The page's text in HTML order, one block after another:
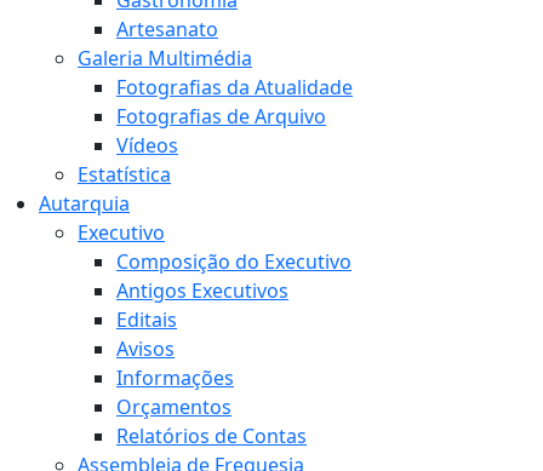
Artesanato
Galeria Multimédia
Fotografias da Atualidade
Fotografias de Arquivo
Vídeos
Estatística
Autarquia
Executivo
Composição do Executivo
Antigos Executivos
Editais
Avisos
Informações
Orçamentos
Relatórios de Contas
Assembleia de Freguesia